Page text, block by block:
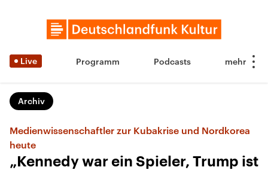
Live Programm Podcasts
Archiv
Medienwissenschaftler zur Kubakrise und Nordkorea
heute
„Kennedy war ein Spieler, Trump ist